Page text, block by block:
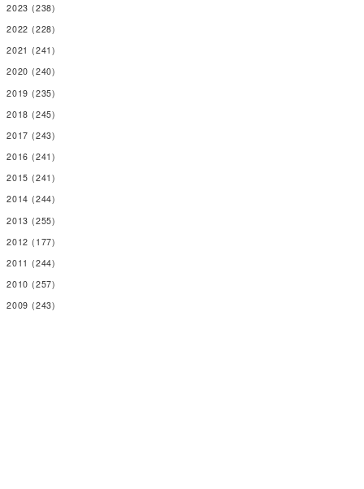
2023 (238)
2022 (228)
2021 (241)
2020 (240)
2019 (235)
2018 (245)
2017 (243)
2016 (241)
2015 (241)
2014 (244)
2013 (255)
2012 (177)
2011 (244)
2010 (257)
2009 (243)